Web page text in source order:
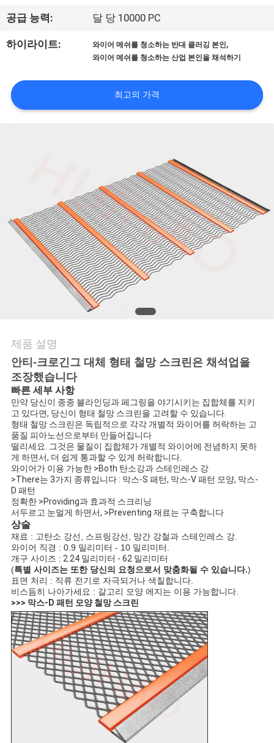
투
어
품
문
의
스
사
건
사
이
트
맵
PRIVACY
POLICY
공급 능력: 달 당 10000 PC
하이라이트: 와이어 메쉬를 청소하는 반대 클러깅 본인,
와이어 메쉬를 청소하는 산업 본인을 채석하기
최고의 가격
제품 설명
안티-크로긴그 대체 형태 철망 스크린은 채석업을
조장했습니다
빠른 세부 사항
만약 당신이 종종 블라인딩과 페그링을 야기시키는 집합체를 지키
고 있다면, 당신이 형태 철망 스크린을 고려할 수 있습니다.
형태 철망 스크린은 독립적으로 각각 개별적 와이어를 허락하는 고
품질 피아노선으로부터 만들어집니다
떨리세요. 그것은 물질이 집합체가 개별적 와이어에 전념하지 못하
게 하면서, 더 쉽게 통과할 수 있게 허락합니다.
와이어가 이용 가능한 >Both 탄소강과 스테인레스 강
>There는 3가지 종류입니다 : 막스-S 패턴, 막스-V 패턴 모양, 막스-
D 패턴
정확한 >Providing과 효과적 스크리닝
서두르고 눈멀게 하면서, >Preventing 재료는 구축합니다
상술
재료 : 고탄소 강선, 스프링강선, 망간 강철과 스테인레스 강.
와이어 직경 : 0.9 밀리미터 - 10 밀리미터.
개구 사이즈 : 2.24 밀리미터 - 62 밀리미터
(특별 사이즈는 또한 당신의 요청으로서 맞춤화될 수 있습니다.)
표면 처리 : 직류 전기로 자극되거나 색칠합니다.
비스듬히 나아가세요 : 갈고리 모양 에지는 이용 가능합니다.
>>> 막스-D 패턴 모양 철망 스크린